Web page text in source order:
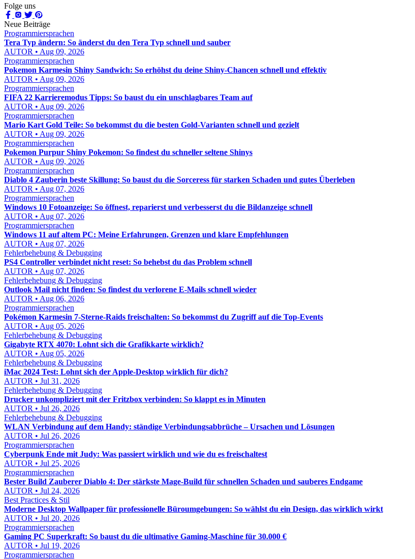
Folge uns
Neue Beiträge
Programmiersprachen
Tera Typ ändern: So änderst du den Tera Typ schnell und sauber
AUTOR • Aug 09, 2026
Programmiersprachen
Pokemon Karmesin Shiny Sandwich: So erhöhst du deine Shiny-Chancen schnell und effektiv
AUTOR • Aug 09, 2026
Programmiersprachen
FIFA 22 Karrieremodus Tipps: So baust du ein unschlagbares Team auf
AUTOR • Aug 09, 2026
Programmiersprachen
Mario Kart Gold Teile: So bekommst du die besten Gold-Varianten schnell und gezielt
AUTOR • Aug 09, 2026
Programmiersprachen
Pokemon Purpur Shiny Pokemon: So findest du schneller seltene Shinys
AUTOR • Aug 09, 2026
Programmiersprachen
Diablo 4 Zauberin beste Skillung: So baust du die Sorceress für starken Schaden und gutes Überleben
AUTOR • Aug 07, 2026
Programmiersprachen
Windows 10 Fotoanzeige: So öffnest, reparierst und verbesserst du die Bildanzeige schnell
AUTOR • Aug 07, 2026
Programmiersprachen
Windows 11 auf altem PC: Meine Erfahrungen, Grenzen und klare Empfehlungen
AUTOR • Aug 07, 2026
Fehlerbehebung & Debugging
PS4 Controller verbindet nicht reset: So behebst du das Problem schnell
AUTOR • Aug 07, 2026
Fehlerbehebung & Debugging
Outlook Mail nicht finden: So findest du verlorene E-Mails schnell wieder
AUTOR • Aug 06, 2026
Programmiersprachen
Pokémon Karmesin 7-Sterne-Raids freischalten: So bekommst du Zugriff auf die Top-Events
AUTOR • Aug 05, 2026
Fehlerbehebung & Debugging
Gigabyte RTX 4070: Lohnt sich die Grafikkarte wirklich?
AUTOR • Aug 05, 2026
Fehlerbehebung & Debugging
iMac 2024 Test: Lohnt sich der Apple-Desktop wirklich für dich?
AUTOR • Jul 31, 2026
Fehlerbehebung & Debugging
Drucker unkompliziert mit der Fritzbox verbinden: So klappt es in Minuten
AUTOR • Jul 26, 2026
Fehlerbehebung & Debugging
WLAN Verbindung auf dem Handy: ständige Verbindungsabbrüche – Ursachen und Lösungen
AUTOR • Jul 26, 2026
Programmiersprachen
Cyberpunk Ende mit Judy: Was passiert wirklich und wie du es freischaltest
AUTOR • Jul 25, 2026
Programmiersprachen
Bester Build Zauberer Diablo 4: Der stärkste Mage-Build für schnellen Schaden und sauberes Endgame
AUTOR • Jul 24, 2026
Best Practices & Stil
Moderne Desktop Wallpaper für professionelle Büroumgebungen: So wählst du ein Design, das wirklich wirkt
AUTOR • Jul 20, 2026
Programmiersprachen
Gaming PC Superkraft: So baust du die ultimative Gaming-Maschine für 30.000 €
AUTOR • Jul 19, 2026
Programmiersprachen